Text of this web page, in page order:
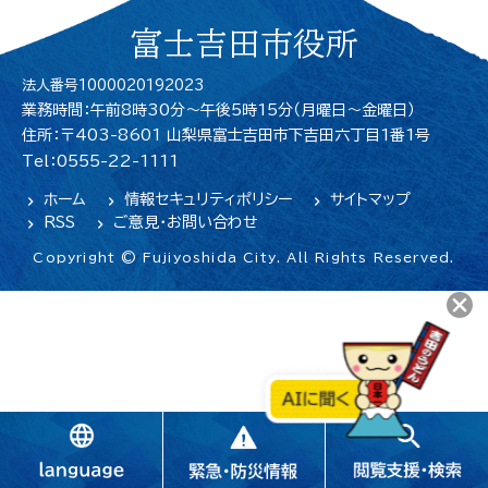
富士吉田市役所
法人番号1000020192023
業務時間：午前8時30分～午後5時15分（月曜日〜金曜日）
住所：〒403-8601 山梨県富士吉田市下吉田六丁目1番1号
Tel：0555-22-1111
ホーム 情報セキュリティポリシー
サイトマップ
RSS
ご意見・お問い合わせ
Copyright © Fujiyoshida City. All Rights Reserved.